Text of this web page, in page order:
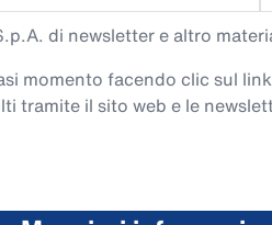
di newsletter e altro
momento facendo clic sul
tramite il sito web e le